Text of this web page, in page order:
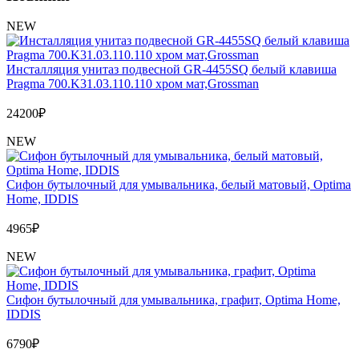
Вакансии
Контакты
NEW
Инсталляция унитаз подвесной GR-4455SQ белый клавиша
Pragma 700.K31.03.110.110 хром мат,Grossman
24200₽
NEW
Сифон бутылочный для умывальника, белый матовый, Optima
Home, IDDIS
4965₽
NEW
Сифон бутылочный для умывальника, графит, Optima Home,
IDDIS
6790₽